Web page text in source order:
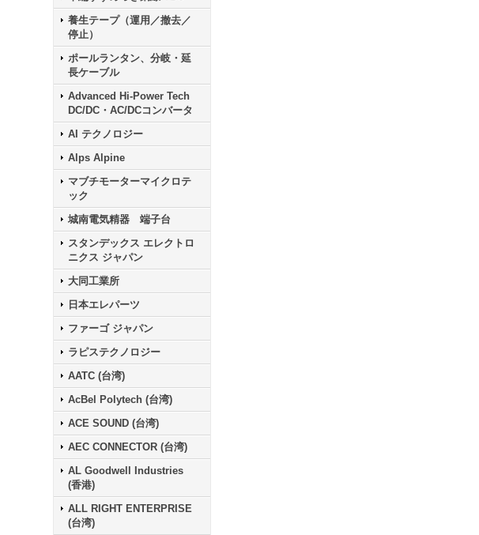
養生テープ（運用／撤去／
停止）
ポールランタン、分岐・延
長ケーブル
Advanced Hi-Power Tech
DC/DC・AC/DCコンバータ
AI テクノロジー
Alps Alpine
マブチモーターマイクロテ
ック
城南電気精器 端子台
スタンデックス エレクトロ
ニクス ジャパン
大同工業所
日本エレパーツ
ファーゴ ジャパン
ラピステクノロジー
AATC (台湾)
AcBel Polytech (台湾)
ACE SOUND (台湾)
AEC CONNECTOR (台湾)
AL Goodwell Industries
(香港)
ALL RIGHT ENTERPRISE
(台湾)